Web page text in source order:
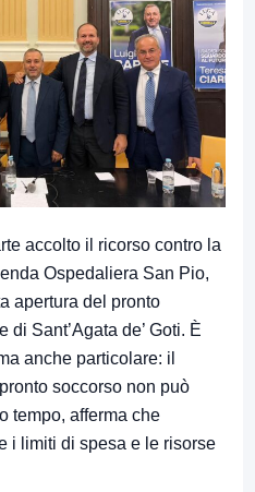
accolto il ricorso contro la
Ospedaliera San Pio,
apertura del pronto
di Sant’Agata de’ Goti. È
anche particolare: il
soccorso non può
tempo, afferma che
i limiti di spesa e le risorse